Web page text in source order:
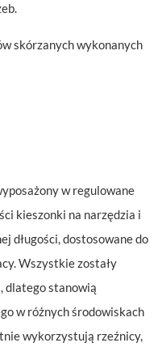
skórzanych wykonanych
w regulowane
kieszonki na narzędzia i
długości, dostosowane do
Wszystkie zostały
dlatego stanowią
w różnych środowiskach
wykorzystują rzeźnicy,